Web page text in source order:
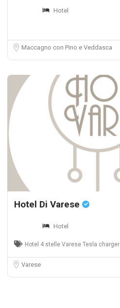
Hotel
Maccagno con Pino e Veddasca
Hotel Di Varese
Hotel
Hotel 4 stelle Varese Tesla charger
Varese